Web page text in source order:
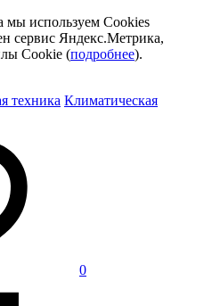
мы используем Cookies
сервис Яндекс.Метрика,
Cookie (подробнее).
Климатическая
0